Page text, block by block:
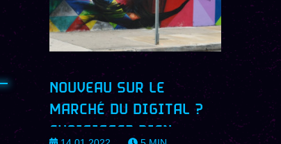
NOUVEAU SUR LE
MARCHÉ DU DIGITAL ?
CHOISISSEZ BIEN